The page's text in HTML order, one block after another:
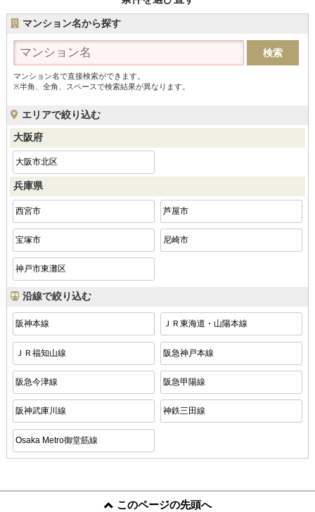
マンション名から探す
マンション名で直接検索ができます。
※半角、全角、スペースで検索結果が異なります。
エリアで絞り込む
大阪府
大阪市北区
兵庫県
西宮市 芦屋市
宝塚市 尼崎市
神戸市東灘区
沿線で絞り込む
阪神本線 ＪＲ東海道・山陽本線
ＪＲ福知山線 阪急神戸本線
阪急今津線 阪急甲陽線
阪神武庫川線 神鉄三田線
Osaka Metro御堂筋線
このページの先頭へ